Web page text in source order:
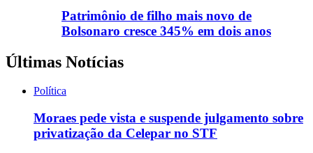
Patrimônio de filho mais novo de
Bolsonaro cresce 345% em dois anos
Últimas Notícias
Política
Moraes pede vista e suspende julgamento sobre
privatização da Celepar no STF